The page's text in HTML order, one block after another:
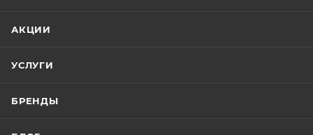
АКЦИИ
УСЛУГИ
БРЕНДЫ